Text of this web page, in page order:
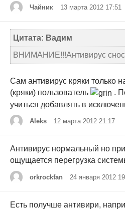
Чайник 13 марта 2012 17:51
Цитата: Вадим
ВНИМАНИЕ!!!Антивирус
Сам антивирус кряки только
(кряки) пользователь
.
учиться добавлять в
Aleks 12 марта 2012 21:17
Антивирус нормальный но
ощущается перегрузка
orkrockfan 24 января 2012
Есть получше антивири,